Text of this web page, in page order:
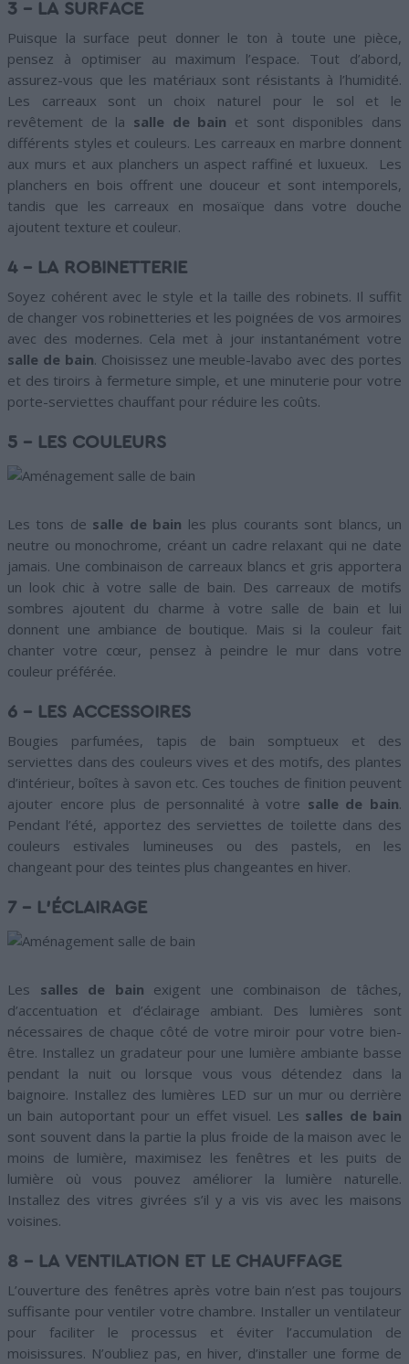
3 – LA SURFACE
Puisque la surface peut donner le ton à toute une pièce,
pensez à optimiser au maximum l’espace. Tout d’abord,
assurez-vous que les matériaux sont résistants à l’humidité.
Les carreaux sont un choix naturel pour le sol et le
revêtement de la salle de bain et sont disponibles dans
différents styles et couleurs. Les carreaux en marbre donnent
aux murs et aux planchers un aspect raffiné et luxueux. Les
planchers en bois offrent une douceur et sont intemporels,
tandis que les carreaux en mosaïque dans votre douche
ajoutent texture et couleur.
4 – LA ROBINETTERIE
Soyez cohérent avec le style et la taille des robinets. Il suffit
de changer vos robinetteries et les poignées de vos armoires
avec des modernes. Cela met à jour instantanément votre
salle de bain. Choisissez une meuble-lavabo avec des portes
et des tiroirs à fermeture simple, et une minuterie pour votre
porte-serviettes chauffant pour réduire les coûts.
5 – LES COULEURS
Les tons de salle de bain les plus courants sont blancs, un
neutre ou monochrome, créant un cadre relaxant qui ne date
jamais. Une combinaison de carreaux blancs et gris apportera
un look chic à votre salle de bain. Des carreaux de motifs
sombres ajoutent du charme à votre salle de bain et lui
donnent une ambiance de boutique. Mais si la couleur fait
chanter votre cœur, pensez à peindre le mur dans votre
couleur préférée.
6 – LES ACCESSOIRES
Bougies parfumées, tapis de bain somptueux et des
serviettes dans des couleurs vives et des motifs, des plantes
d’intérieur, boîtes à savon etc. Ces touches de finition peuvent
ajouter encore plus de personnalité à votre salle de bain.
Pendant l’été, apportez des serviettes de toilette dans des
couleurs estivales lumineuses ou des pastels, en les
changeant pour des teintes plus changeantes en hiver.
7 – L’ÉCLAIRAGE
Les salles de bain exigent une combinaison de tâches,
d’accentuation et d’éclairage ambiant. Des lumières sont
nécessaires de chaque côté de votre miroir pour votre bien-
être. Installez un gradateur pour une lumière ambiante basse
pendant la nuit ou lorsque vous vous détendez dans la
baignoire. Installez des lumières LED sur un mur ou derrière
un bain autoportant pour un effet visuel. Les salles de bain
sont souvent dans la partie la plus froide de la maison avec le
moins de lumière, maximisez les fenêtres et les puits de
lumière où vous pouvez améliorer la lumière naturelle.
Installez des vitres givrées s’il y a vis vis avec les maisons
voisines.
8 – LA VENTILATION ET LE CHAUFFAGE
L’ouverture des fenêtres après votre bain n’est pas toujours
suffisante pour ventiler votre chambre. Installer un ventilateur
pour faciliter le processus et éviter l’accumulation de
moisissures. N’oubliez pas, en hiver, d’installer une forme de